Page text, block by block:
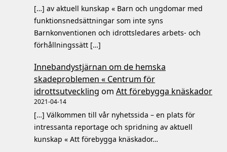
[…] av aktuell kunskap « Barn och ungdomar med
funktionsnedsättningar som inte syns
Barnkonventionen och idrottsledares arbets- och
förhållningssätt […]
Innebandystjärnan om de hemska
skadeproblemen « Centrum för
idrottsutveckling om Att förebygga knäskador
2021-04-14
[…] Välkommen till vår nyhetssida – en plats för
intressanta reportage och spridning av aktuell
kunskap « Att förebygga knäskador…